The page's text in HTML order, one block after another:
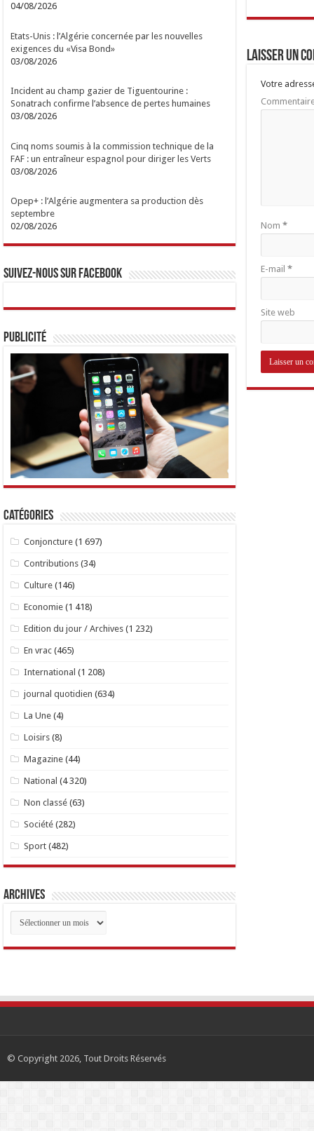
Laisser un
Votre
Nom *
E-mail *
Site web
04/08/2026
Etats-Unis : l’Algérie concernée par les nouvelles
exigences du «Visa Bond»
03/08/2026
Incident au champ gazier de Tiguentourine :
Sonatrach confirme l’absence de pertes humaines
03/08/2026
Cinq noms soumis à la commission technique de la
FAF : un entraîneur espagnol pour diriger les Verts
03/08/2026
Opep+ : l’Algérie augmentera sa production dès
septembre
02/08/2026
Suivez-nous sur Facebook
Publicité
Catégories
Conjoncture (1 697)
Contributions (34)
Culture (146)
Economie (1 418)
Edition du jour / Archives (1 232)
En vrac (465)
International (1 208)
journal quotidien (634)
La Une (4)
Loisirs (8)
Magazine (44)
National (4 320)
Non classé (63)
Société (282)
Sport (482)
Archives
Archives
© Copyright 2026, Tout Droits Réservés